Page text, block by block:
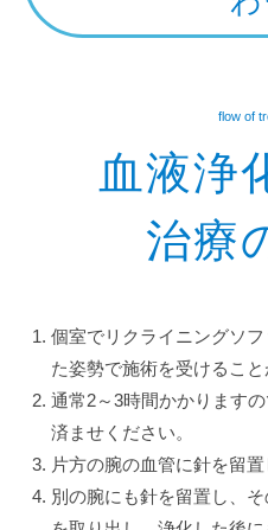
flow of
血液浄
治療
個室でリクライニングソ
た姿勢で施術を受けること
通常2～3時間かかります
済ませください。
片方の腕の血管に針を留置
別の腕にも針を留置し、